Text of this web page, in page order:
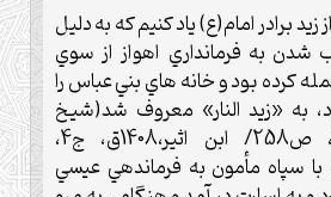
برادر امام(ع) ياد کنيم که به دليل
به فرمانداري اهواز از سوي
کرده بود و خانه هاي بني عباس را
به «زيد النار» معروف شد(شيخ
صدوق،1404ق، ج1، ص258/ ابن اثير،1408ق، ج4،
با سپاه مأمون به فرماندهي عيسي